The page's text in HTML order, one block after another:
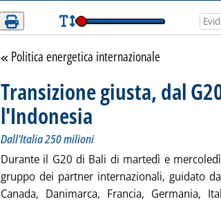
Torna alla sezione
Politica energetica internazionale
Transizione giusta, dal
l'Indonesia
Dall'Italia 250 milioni
Durante il G20 di Bali di martedì e
gruppo dei partner internazionali, guidato
Canada, Danimarca, Francia, Germania,